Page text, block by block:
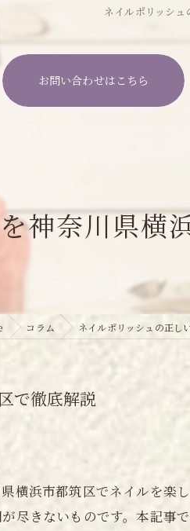
ネイルポリッシ
お問い合わせはこちら
神奈川県横
コラム ネイルポリッシュの正し
で徹底解説
横浜市都筑区でネイルを楽
尽きないものです。本記事